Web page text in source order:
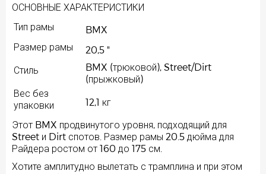
ОСНОВНЫЕ ХАРАКТЕРИСТИКИ
Тип рамы
BMX
Размер рамы
20,5 "
Стиль
BMX (трюковой), Street/Dirt
(прыжковый)
Вес без
упаковки
12,1 кг
Этот BMX продвинутого уровня, подходящий для
Street и Dirt спотов. Размер рамы 20.5 дюйма для
Райдера ростом от 160 до 175 см.
Хотите амплитудно вылетать с трамплина и при этом